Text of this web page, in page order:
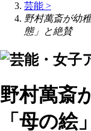
芸能 >
野村萬斎が幼
態」と絶賛
野村萬斎
「母の